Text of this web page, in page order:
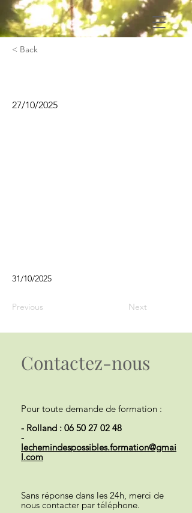
< Back
27/10/2025
31/10/2025
Previous Next
Contactez-nous
Pour toute demande de formation :
- Rolland : 06 50 27 02 48
-
lechemindespossibles.formation@gmai
l.com
Sans réponse dans les 24h, merci de
nous contacter par téléphone.